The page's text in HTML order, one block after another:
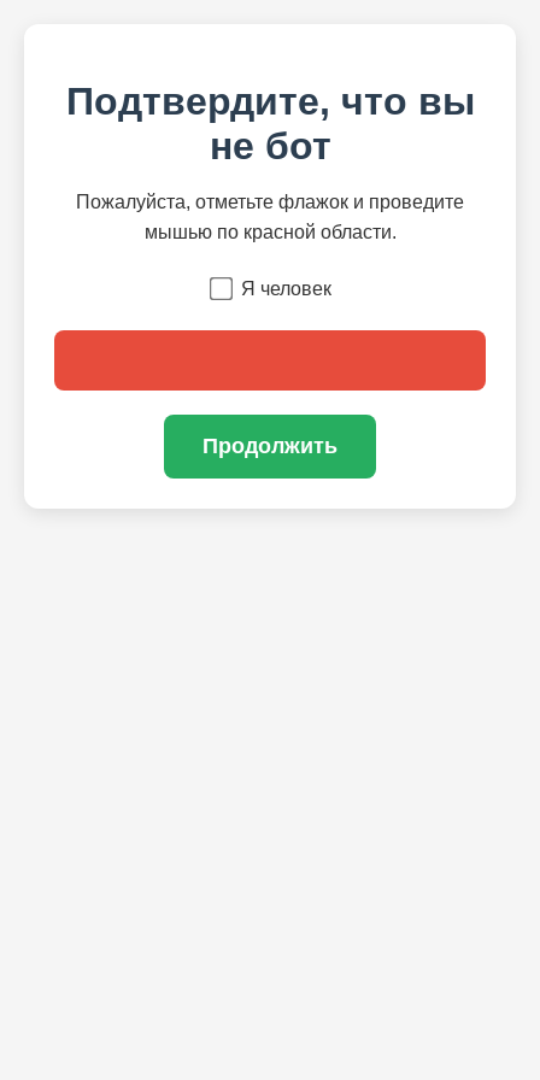
Подтвердите, что вы
не бот
Пожалуйста, отметьте флажок и проведите
мышью по красной области.
Я человек
Продолжить